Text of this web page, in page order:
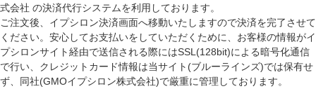
式会社 の決済代行システムを利用しております。
ご注文後、イプシロン決済画面へ移動いたしますので決済を完了させて
ください。安心してお支払いをしていただくために、お客様の情報がイ
プシロンサイト経由で送信される際にはSSL(128bit)による暗号化通信
で行い、クレジットカード情報は当サイト(ブルーラインズ)では保有せ
ず、同社(GMOイプシロン株式会社)で厳重に管理しております。